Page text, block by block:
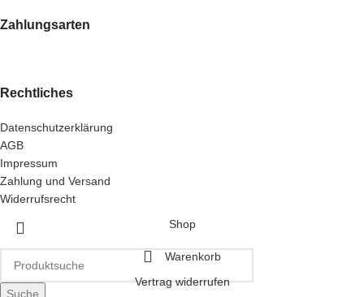
Zahlungsarten
Rechtliches
Datenschutzerklärung
AGB
Impressum
Zahlung und Versand
Widerrufsrecht
Suche
Shop
Warenkorb
Vertrag widerrufen